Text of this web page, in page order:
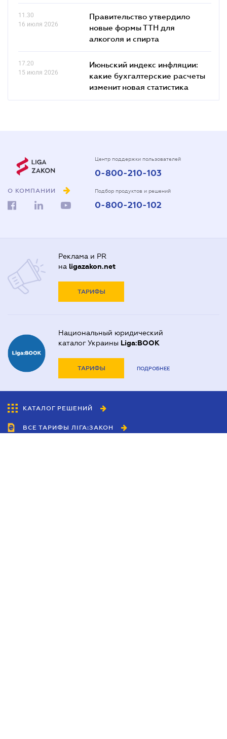
11.30
16 июля 2026
Правительство утвердило
новые формы ТТН для
алкоголя и спирта
17.20
15 июля 2026
Июньский индекс инфляции:
какие бухгалтерские расчеты
изменит новая статистика
О КОМПАНИИ
Центр поддержки пользователей
0-800-210-103
Подбор продуктов и решений
0-800-210-102
Реклама и PR
на ligazakon.net
ТАРИФЫ
Национальный юридический
каталог Украины Liga:BOOK
ТАРИФЫ ПОДРОБНЕЕ
КАТАЛОГ РЕШЕНИЙ
ВСЕ ТАРИФЫ ЛІГА:ЗАКОН